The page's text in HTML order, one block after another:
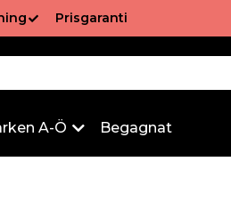
Prisgaranti
A-Ö Begagnat